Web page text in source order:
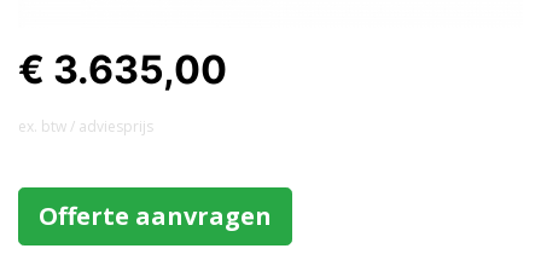
€ 3.635,00
ex. btw / adviesprijs
Offerte aanvragen